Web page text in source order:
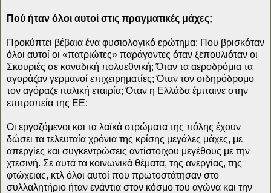
Πού ήταν όλοι αυτοί στις πραγματικές μάχες;
Προκύπτει βέβαια ένα φυσιολογικό ερώτημα: Που βρισκόταν
όλοι αυτοί οι «πατριώτες» παράγοντες όταν ξεπουλιόταν οι
Σκουριές σε καναδική πολυεθνική; Όταν τα αεροδρόμια τα
αγοράζαν γερμανοί επιχειρηματίες; Όταν τον σιδηρόδρομο
τον αγόραζε ιταλική εταιρία; Όταν η Ελλάδα έμπαινε στην
επιτροπεία της ΕΕ;
Οι εργαζόμενοι και τα λαϊκά στρώματα της πόλης έχουν
δώσει τα τελευταία χρόνια της κρίσης μεγάλες μάχες, με
απεργίες και συγκεντρώσεις αντίστοιχου μεγέθους με την
χτεσινή. Σε αυτά τα κοινωνικά θέματα, της ανεργίας, της
φτώχειας, κτλ όλοι αυτοί που πρωτοστάτησαν στο
συλλαλητήριο ήταν ενάντια στον κόσμο του αγώνα και την